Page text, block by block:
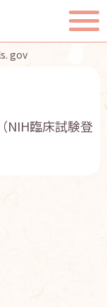
gov
NIH臨床試験登